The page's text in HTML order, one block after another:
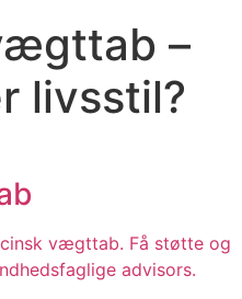
–
livsstil?
vægttab. Få støtte og
advisors.